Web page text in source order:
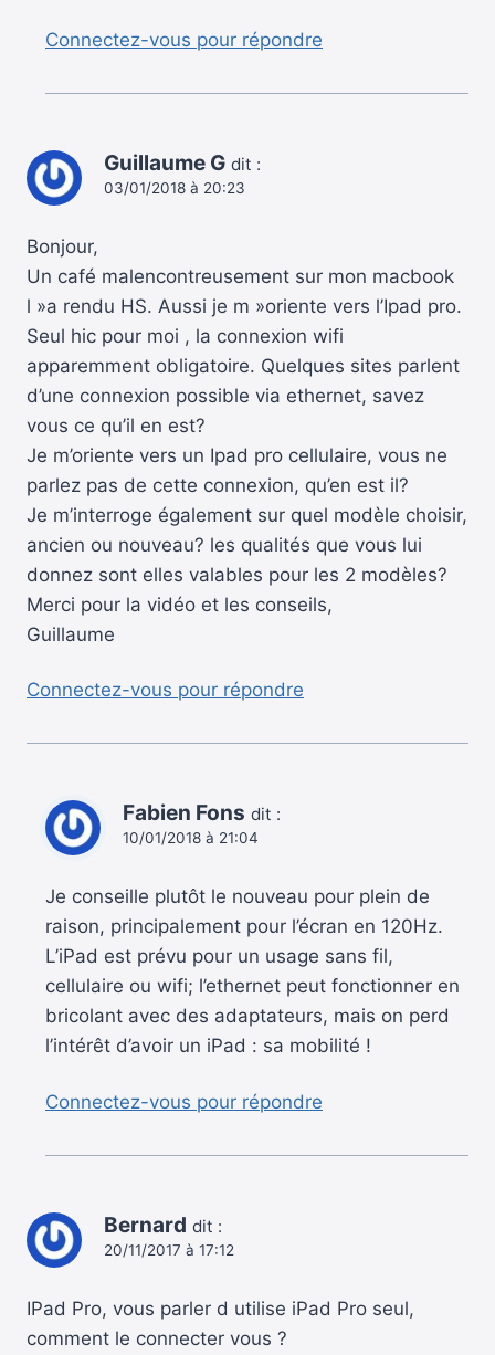
Connectez-vous pour répondre
Guillaume G dit :
03/01/2018 à 20:23
Bonjour,
Un café malencontreusement sur mon macbook
l »a rendu HS. Aussi je m »oriente vers l’Ipad pro.
Seul hic pour moi , la connexion wifi
apparemment obligatoire. Quelques sites parlent
d’une connexion possible via ethernet, savez
vous ce qu’il en est?
Je m’oriente vers un Ipad pro cellulaire, vous ne
parlez pas de cette connexion, qu’en est il?
Je m’interroge également sur quel modèle choisir,
ancien ou nouveau? les qualités que vous lui
donnez sont elles valables pour les 2 modèles?
Merci pour la vidéo et les conseils,
Guillaume
Connectez-vous pour répondre
Fabien Fons dit :
10/01/2018 à 21:04
Je conseille plutôt le nouveau pour plein de
raison, principalement pour l’écran en 120Hz.
L’iPad est prévu pour un usage sans fil,
cellulaire ou wifi; l’ethernet peut fonctionner en
bricolant avec des adaptateurs, mais on perd
l’intérêt d’avoir un iPad : sa mobilité !
Connectez-vous pour répondre
Bernard dit :
20/11/2017 à 17:12
IPad Pro, vous parler d utilise iPad Pro seul,
comment le connecter vous ?